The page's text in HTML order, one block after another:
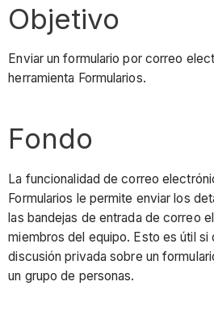
Objetivo
Enviar un formulario por correo
herramienta Formularios.
Fondo
La funcionalidad de correo
Formularios le permite enviar los
las bandejas de entrada de correo
miembros del equipo. Esto es útil si
discusión privada sobre un
un grupo de personas.